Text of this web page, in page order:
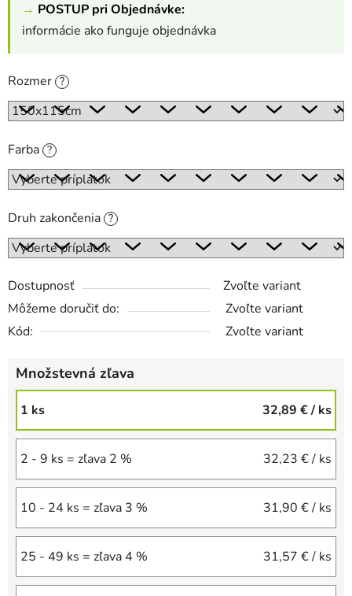
→ POSTUP pri Objednávke:
informácie ako funguje objednávka
Rozmer ?
Farba ?
Druh zakončenia ?
Dostupnosť
Zvoľte variant
Môžeme doručiť do:
Zvoľte variant
Kód:
Zvoľte variant
Množstevná zľava
1 ks 32,89 €/ ks
2 - 9 ks = zľava 2 % 32,23 €/ ks
10 - 24 ks = zľava 3 % 31,90 €/ ks
25 - 49 ks = zľava 4 % 31,57 €/ ks